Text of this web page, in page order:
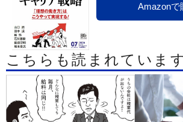
Amazonで
こちらも読まれていま